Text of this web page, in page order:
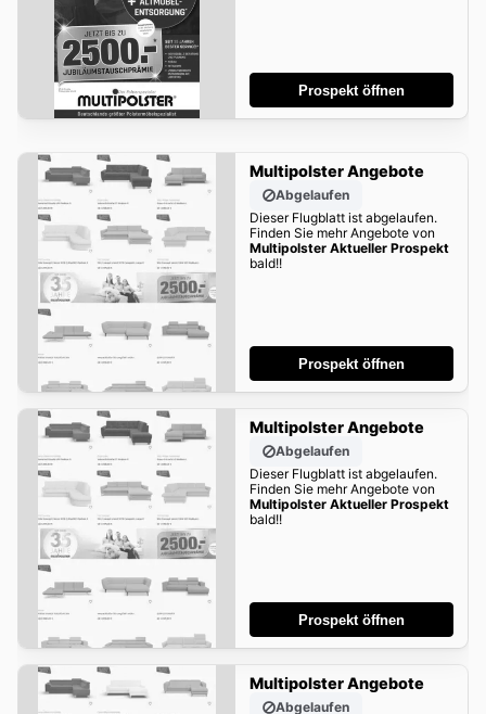
Prospekt öffnen
Multipolster Angebote
Abgelaufen
Dieser Flugblatt ist abgelaufen.
Finden Sie mehr Angebote von
Multipolster Aktueller Prospekt
bald!!
Prospekt öffnen
Multipolster Angebote
Abgelaufen
Dieser Flugblatt ist abgelaufen.
Finden Sie mehr Angebote von
Multipolster Aktueller Prospekt
bald!!
Prospekt öffnen
Multipolster Angebote
Abgelaufen